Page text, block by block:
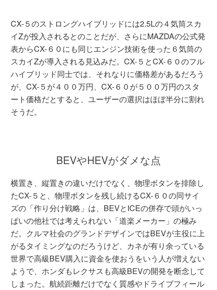
CX-５のストロングハイブリッドには2.5Lの４気筒スカ
イZが投入されるとのことだが、さらにMAZDAの公式発
表からCX-６０にも同じエンジン技術を使った６気筒の
スカイZが導入される見込みだ。CX-５とCX-６０のフル
ハイブリッド同士では、それなりに価格差があるだろう
が、CX-５が４００万円、CX-６０が５００万円のスタ
ート価格だとすると、ユーザーの選択はほぼ半分に割れ
そうだ。
BEVやHEVがダメな点
横置き、縦置きの違いだけでなく、物理ボタンを排除し
たCX-５と、物理ボタンを残し続けるCX-６０の同サイ
ズの「作り分け戦略」は、BEVとICEの併存で頭がいっ
ぱいの他社では考えられない「道楽メーカー」の極み
だ。クルマ社会のグランドデザインではBEVが主役に上
がるタイミングなのだろうけど、カネが有り余っている
世界で高級BEV購入に資金を使おうをいう人が増えない
ようで、ホンダもレクサスも高級BEVの開発を断念して
しまった。航続距離だけでなく質感やドライブフィール